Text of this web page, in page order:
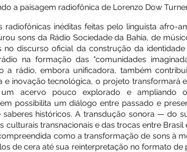
a paisagem radiofônica de Lorenzo Dow Turner
radiofônicas inéditas feitas pelo linguista afro-
sons da Rádio Sociedade da Bahia, de
discurso oficial da construção da
na formação das "comunidades
a rádio, embora unificadora, também
e inovação tecnológica, o projeto transformará
acervo pouco explorado e ampliando
possibilita um diálogo entre passado e
saberes históricos. A transdução sonora — do
culturais transnacionais e das trocas entre
como a transformação de sons à
de cera até sua reinterpretação no formato